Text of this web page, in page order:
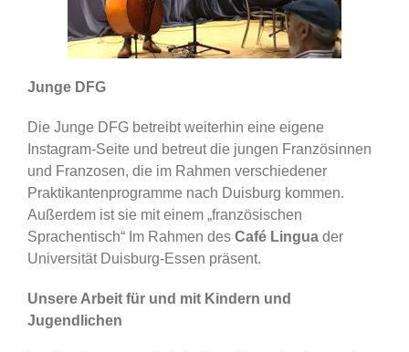
Junge DFG
Die Junge DFG betreibt weiterhin eine eigene
Instagram-Seite und betreut die jungen Französinnen
und Franzosen, die im Rahmen verschiedener
Praktikantenprogramme nach Duisburg kommen.
Außerdem ist sie mit einem „französischen
Sprachentisch“ Im Rahmen des Café Linguader
Universität Duisburg-Essen präsent.
Unsere Arbeit für und mit Kindern und
Jugendlichen